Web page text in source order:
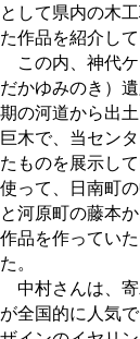
として県内の木
た作品を紹介して
この内、神代ケ
だかゆみのき）
期の河道から出
巨木で、当セン
たものを展示し
使って、日南町
と河原町の藤本
作品を作ってい
た。
中村さんは、寄
が全国的に人気